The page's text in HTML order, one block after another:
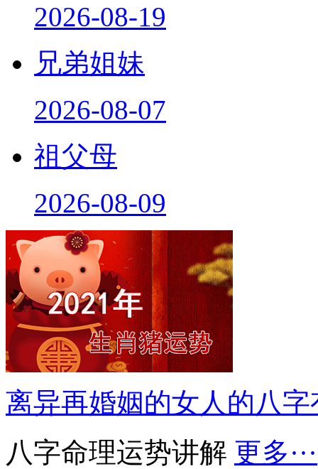
2026-08-19
兄弟姐妹
2026-08-07
祖父母
2026-08-09
离异再婚姻的女人的八
八字命理运势讲解 更多···